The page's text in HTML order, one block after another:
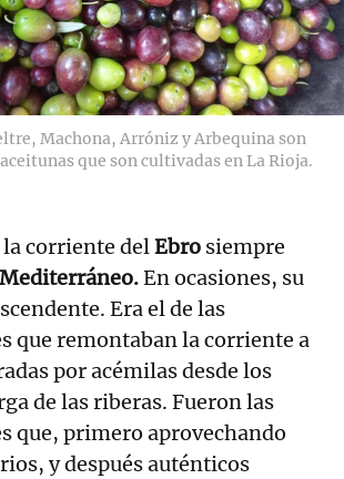
Machona, Arróniz y Arbequina son
que son cultivadas en La Rioja.
la corriente delEbro siempre
Mediterráneo.En ocasiones, su
Era el de las
que remontaban la corriente a
por acémilas desde los
de las riberas. Fueron las
que, primero aprovechando
y después auténticos